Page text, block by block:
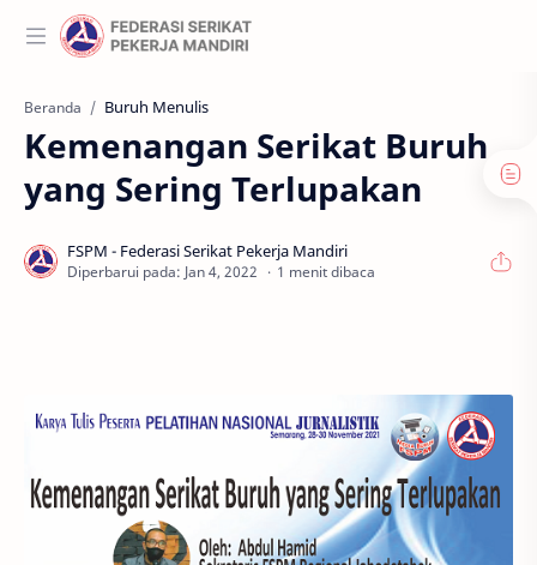
Beranda Buruh Menulis
Kemenangan Serikat Buruh
yang Sering Terlupakan
1 menit dibaca